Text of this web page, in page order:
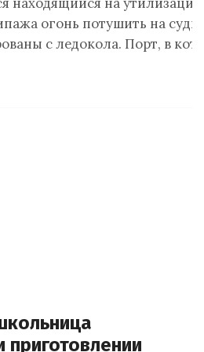
огонь потушить на
с ледокола. Порт, в
приготовлении